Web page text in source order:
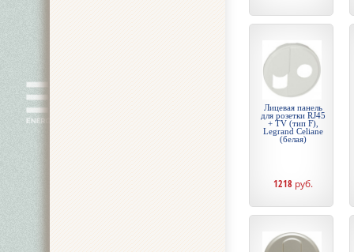
Лицевая панель
для розетки RJ45
+ TV (тип F),
Legrand Celiane
(белая)
1218 руб.